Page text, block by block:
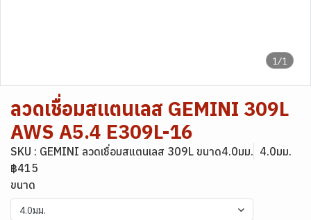
1/1
ลวดเชื่อมสแตนเลส GEMINI 309L
AWS A5.4 E309L-16
SKU : GEMINI ลวดเชื่อมสแตนเลส 309L ขนาด4.0มม. 4.0มม.
฿415
ขนาด
4.0มม.